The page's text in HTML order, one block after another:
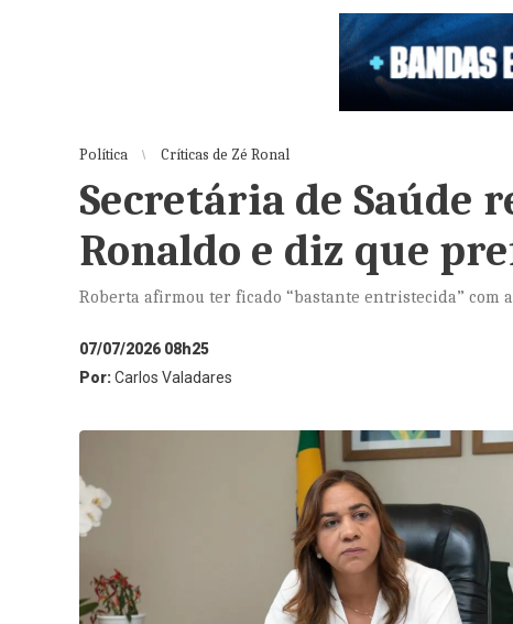
Política Críticas de Zé Ronal
Secretária de Saúde
Ronaldo e diz que
Roberta afirmou ter ficado “bastante entristecida” com
07/07/2026 08h25
Por:Carlos Valadares